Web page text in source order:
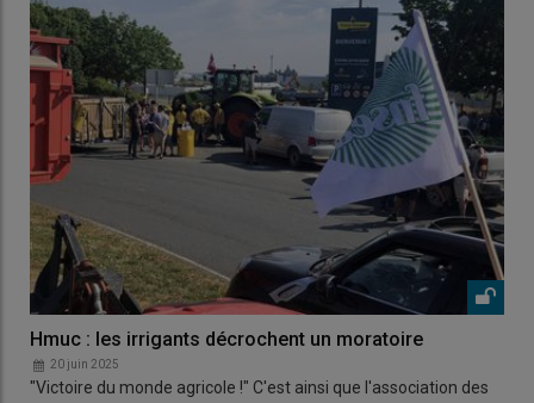
Hmuc : les irrigants décrochent un moratoire
20 juin 2025
"Victoire du monde agricole !" C'est ainsi que l'association des